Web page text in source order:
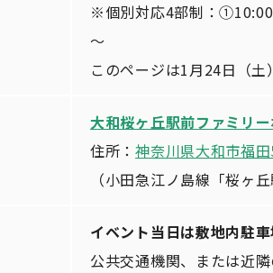
※個別対応4部制：
～
このページは1月24日（土
大和桜ヶ丘駅前ファミリ
住所：神奈川県大和市福
（小田急江ノ島線「桜ヶ
イベント当日は敷地内駐
公共交通機関、または近